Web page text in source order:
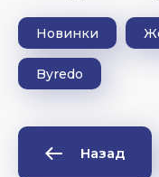
Новинки
Byredo
Назад